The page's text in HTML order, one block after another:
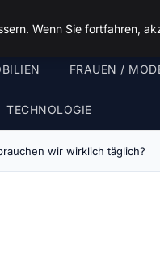
FRAUEN /
TECHNOLOGIE
wir wirklich täglich?
Wenn Sie fortfahren,